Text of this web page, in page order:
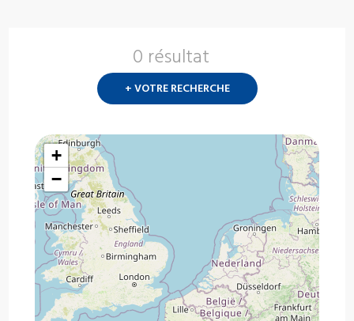
0 résultat
+ VOTRE RECHERCHE
+
−